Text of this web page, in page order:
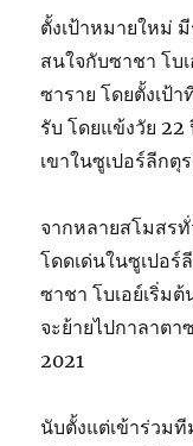
ตั้งเป้าหมายใหม่
สนใจกับซาชา โบ
ซาราย โดยตั้งเป้
รับ โดยแข้งวัย 22
เขาในซูเปอร์ลีกตุ
จากหลายสโมสร
โดดเด่นในซูเปอร์
ซาชา โบเอย์เริ่ม
จะย้ายไปกาลาตา
2021
นับตั้งแต่เข้าร่วม